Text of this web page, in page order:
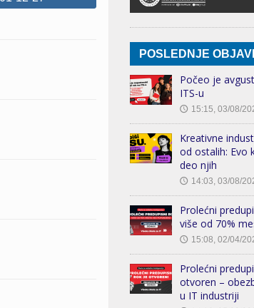
POSLEDNJE
Počeo je
ITS-u
🕔 15:15, 03/08/
Kreativne
od ostalih: Evo
deo njih
🕔 14:03, 03/08/
Prolećni
više od 70%
🕔 15:08, 02/04/
Prolećni
otvoren –
u IT industriji